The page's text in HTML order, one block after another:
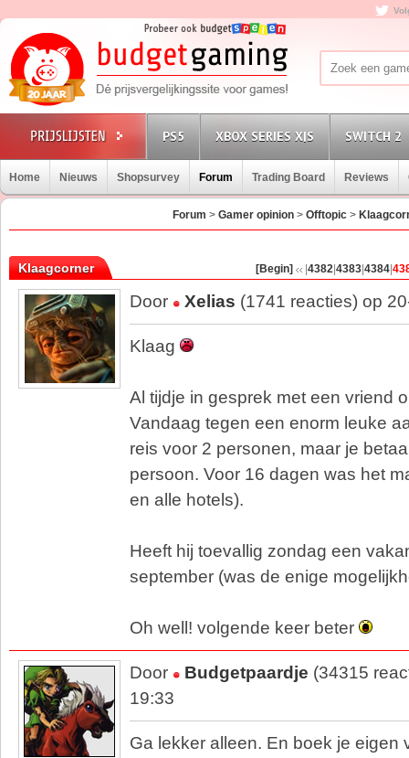
PS5 XBOX SERIES X|S SWITCH 2
Home Nieuws Shopsurvey Forum Trading Board Reviews
Forum >Gamer opinion >Offtopic >
Klaagcorner [Begin] 4382 4383 4384
Door Xelias (1741 reacties) op
Klaag
Al tijdje in gesprek met een vriend
Vandaag tegen een enorm leuke
reis voor 2 personen, maar je
persoon. Voor 16 dagen was het
en alle hotels).
Heeft hij toevallig zondag een
september (was de enige
Oh well! volgende keer beter
Door Budgetpaardje (34315
19:33
Ga lekker alleen. En boek je eigen